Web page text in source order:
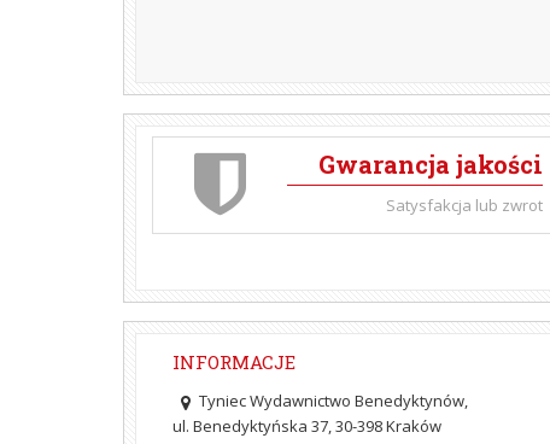
Gwarancja jakości
Satysfakcja lub zwrot
INFORMACJE
Tyniec Wydawnictwo Benedyktynów,
ul. Benedyktyńska 37, 30-398 Kraków